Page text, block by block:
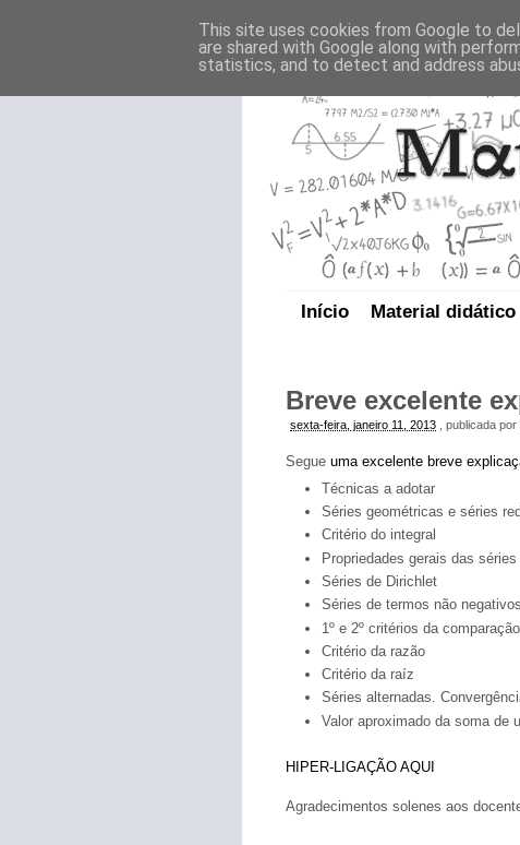
Início Material didático
Breve excelente
sexta-feira, janeiro 11, 2013 , publicada por
Segue uma excelente breve
Técnicas a adotar
Séries geométricas e séries
Critério do integral
Propriedades gerais das
Séries de Dirichlet
Séries de termos não negativos
1º e 2º critérios da comparação
Critério da razão
Critério da raíz
Séries alternadas.
Valor aproximado da soma de
HIPER-LIGAÇÃO AQUI
Agradecimentos solenes aos
This site uses cookies from Google to
are shared with Google along with
statistics, and to detect and address